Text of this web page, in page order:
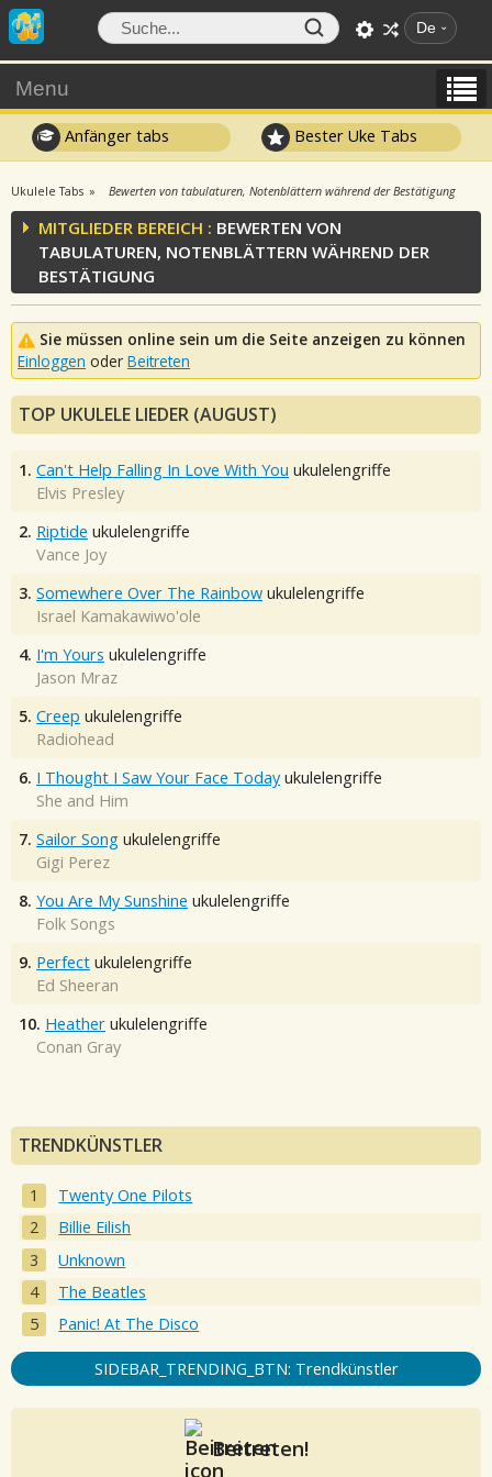
De
Menu
Anfänger tabs Bester Uke Tabs
Ukulele Tabs Bewerten von tabulaturen, Notenblättern während der Bestätigung
MITGLIEDER BEREICH : BEWERTEN VON
TABULATUREN, NOTENBLÄTTERN WÄHREND DER
BESTÄTIGUNG
Sie müssen online sein um die Seite anzeigen zu können
Einloggen oder Beitreten
TOP UKULELE LIEDER (AUGUST)
1. Can't Help Falling In Love With You ukulelengriffe
Elvis Presley
2. Riptide ukulelengriffe
Vance Joy
3. Somewhere Over The Rainbow ukulelengriffe
Israel Kamakawiwo'ole
4. I'm Yours ukulelengriffe
Jason Mraz
5. Creep ukulelengriffe
Radiohead
6. I Thought I Saw Your Face Today ukulelengriffe
She and Him
7. Sailor Song ukulelengriffe
Gigi Perez
8. You Are My Sunshine ukulelengriffe
Folk Songs
9. Perfect ukulelengriffe
Ed Sheeran
10. Heather ukulelengriffe
Conan Gray
TRENDKÜNSTLER
Twenty One Pilots
Billie Eilish
Unknown
The Beatles
Panic! At The Disco
SIDEBAR_TRENDING_BTN: Trendkünstler
Beitreten!